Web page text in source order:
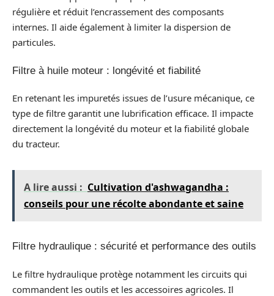
régulière et réduit l’encrassement des composants
internes. Il aide également à limiter la dispersion de
particules.
Filtre à huile moteur : longévité et fiabilité
En retenant les impuretés issues de l’usure mécanique, ce
type de filtre garantit une lubrification efficace. Il impacte
directement la longévité du moteur et la fiabilité globale
du tracteur.
A lire aussi : Cultivation d'ashwagandha :
conseils pour une récolte abondante et saine
Filtre hydraulique : sécurité et performance des outils
Le filtre hydraulique protège notamment les circuits qui
commandent les outils et les accessoires agricoles. Il